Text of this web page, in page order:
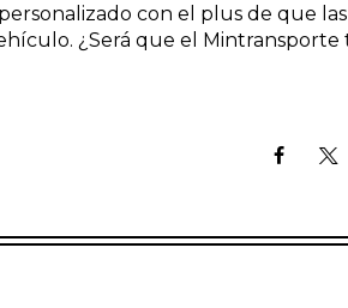
con el plus de que
¿Será que el